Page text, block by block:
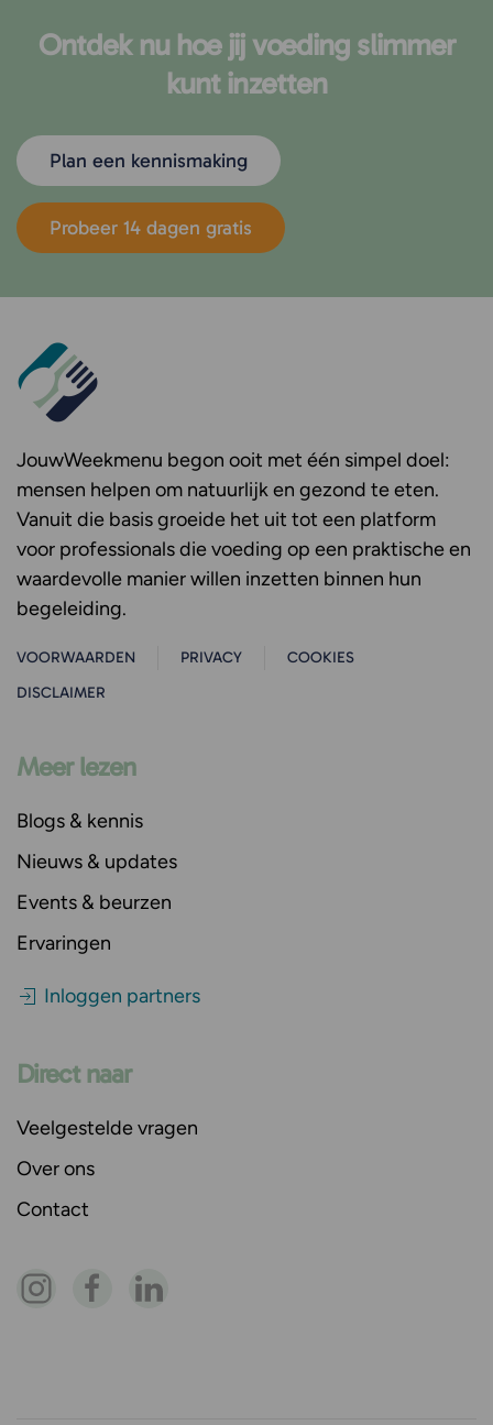
Ontdek nu hoe jij voeding slimmer
kunt inzetten
Plan een kennismaking
Probeer 14 dagen gratis
JouwWeekmenu begon ooit met één simpel doel:
mensen helpen om natuurlijk en gezond te eten.
Vanuit die basis groeide het uit tot een platform
voor professionals die voeding op een praktische en
waardevolle manier willen inzetten binnen hun
begeleiding.
VOORWAARDEN PRIVACY
COOKIES
DISCLAIMER
Meer lezen
Blogs & kennis
Nieuws & updates
Events & beurzen
Ervaringen
Inloggen partners
Direct naar
Veelgestelde vragen
Over ons
Contact